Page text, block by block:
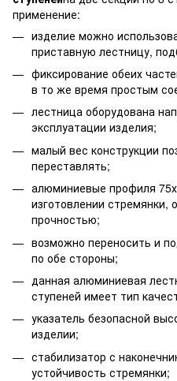
применение:
изделие можно
приставную лестницу,
фиксирование обеих
в то же время простым
лестница оборудована
эксплуатации изделия;
малый вес конструкции
переставлять;
алюминиевые профиля
изготовлении стремянки,
прочностью;
возможно переносить и
по обе стороны;
данная алюминиевая
ступеней имеет тип
указатель безопасной
изделии;
стабилизатор с
устойчивость стремянки;